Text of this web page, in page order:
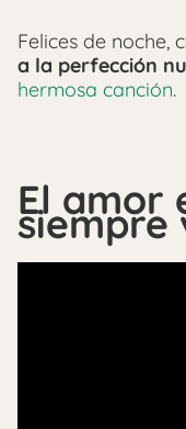
Felices de noche,
a la perfección
hermosa canción.
El amor
siempre